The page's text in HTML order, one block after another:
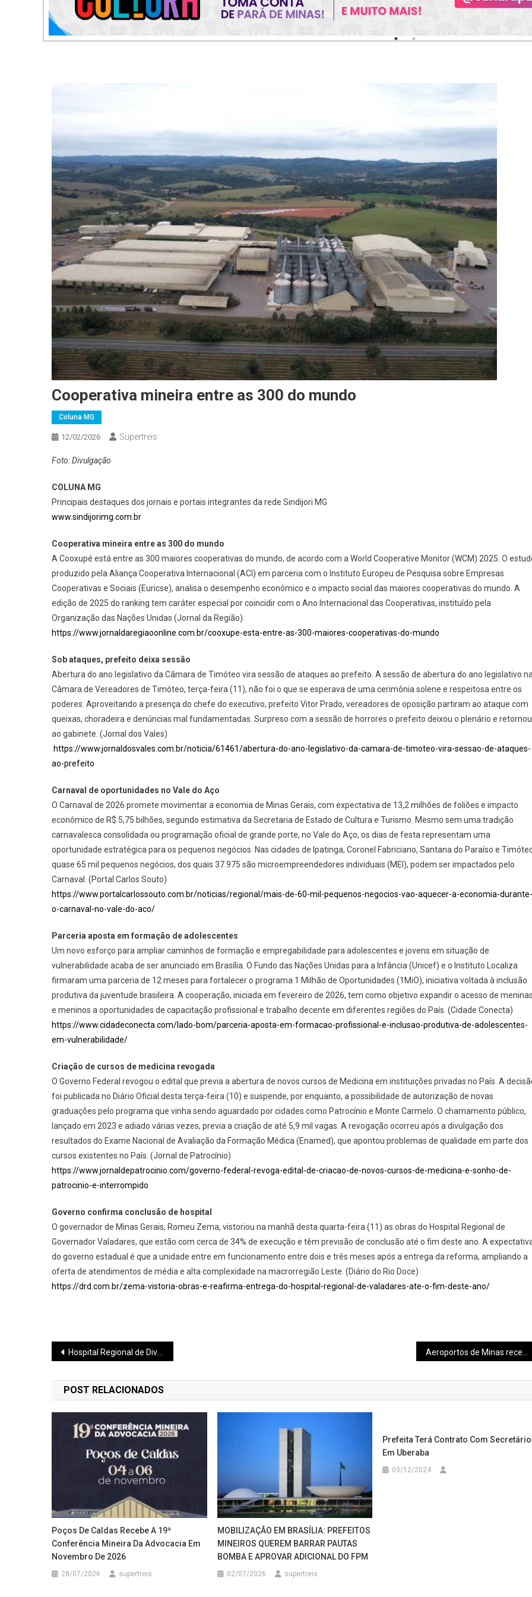
Cooperativa mineira entre as 300 do mundo
Coluna MG
12/02/2026 Supertreis
Foto: Divulgação
COLUNA MG
Principais destaques dos jornais e portais integrantes da rede Sindijori MG
www.sindijorimg.com.br
Cooperativa mineira entre as 300 do mundo
A Cooxupé está entre as 300 maiores cooperativas do mundo, de acordo com a World Cooperative Monitor (WCM) 2025. O
produzido pela Aliança Cooperativa Internacional (ACI) em parceria com o Instituto Europeu de Pesquisa sobre Empresas
Cooperativas e Sociais (Euricse), analisa o desempenho econômico e o impacto social das maiores cooperativas do mundo. A
edição de 2025 do ranking tem caráter especial por coincidir com o Ano Internacional das Cooperativas, instituído pela
Organização das Nações Unidas (Jornal da Região).
https://www.jornaldaregiaoonline.com.br/cooxupe-esta-entre-as-300-maiores-cooperativas-do-mundo
Sob ataques, prefeito deixa sessão
Abertura do ano legislativo da Câmara de Timóteo vira sessão de ataques ao prefeito. A sessão de abertura do ano legislativo
Câmara de Vereadores de Timóteo, terça-feira (11), não foi o que se esperava de uma cerimônia solene e respeitosa entre os
poderes. Aproveitando a presença do chefe do executivo, prefeito Vitor Prado, vereadores de oposição partiram ao ataque com
queixas, choradeira e denúncias mal fundamentadas. Surpreso com a sessão de horrores o prefeito deixou o plenário e retornou
ao gabinete. (Jornal dos Vales)
https://www.jornaldosvales.com.br/noticia/61461/abertura-do-ano-legislativo-da-camara-de-timoteo-vira-sessao-de-ataques-
ao-prefeito
Carnaval de oportunidades no Vale do Aço
O Carnaval de 2026 promete movimentar a economia de Minas Gerais, com expectativa de 13,2 milhões de foliões e impacto
econômico de R$ 5,75 bilhões, segundo estimativa da Secretaria de Estado de Cultura e Turismo. Mesmo sem uma tradição
carnavalesca consolidada ou programação oficial de grande porte, no Vale do Aço, os dias de festa representam uma
oportunidade estratégica para os pequenos negócios. Nas cidades de Ipatinga, Coronel Fabriciano, Santana do Paraíso e
quase 65 mil pequenos negócios, dos quais 37.975 são microempreendedores individuais (MEI), podem ser impactados pelo
Carnaval. (Portal Carlos Souto)
https://www.portalcarlossouto.com.br/noticias/regional/mais-de-60-mil-pequenos-negocios-vao-aquecer-a-economia-durante-
o-carnaval-no-vale-do-aco/
Parceria aposta em formação de adolescentes
Um novo esforço para ampliar caminhos de formação e empregabilidade para adolescentes e jovens em situação de
vulnerabilidade acaba de ser anunciado em Brasília. O Fundo das Nações Unidas para a Infância (Unicef) e o Instituto Localiza
firmaram uma parceria de 12 meses para fortalecer o programa 1 Milhão de Oportunidades (1MiO), iniciativa voltada à inclusão
produtiva da juventude brasileira. A cooperação, iniciada em fevereiro de 2026, tem como objetivo expandir o acesso de
e meninos a oportunidades de capacitação profissional e trabalho decente em diferentes regiões do País. (Cidade Conecta)
https://www.cidadeconecta.com/lado-bom/parceria-aposta-em-formacao-profissional-e-inclusao-produtiva-de-adolescentes-
em-vulnerabilidade/
Criação de cursos de medicina revogada
O Governo Federal revogou o edital que previa a abertura de novos cursos de Medicina em instituições privadas no País. A
foi publicada no Diário Oficial desta terça-feira (10) e suspende, por enquanto, a possibilidade de autorização de novas
graduações pelo programa que vinha sendo aguardado por cidades como Patrocínio e Monte Carmelo. O chamamento público,
lançado em 2023 e adiado várias vezes, previa a criação de até 5,9 mil vagas. A revogação ocorreu após a divulgação dos
resultados do Exame Nacional de Avaliação da Formação Médica (Enamed), que apontou problemas de qualidade em parte dos
cursos existentes no País. (Jornal de Patrocínio)
https://www.jornaldepatrocinio.com/governo-federal-revoga-edital-de-criacao-de-novos-cursos-de-medicina-e-sonho-de-
patrocinio-e-interrompido
Governo confirma conclusão de hospital
O governador de Minas Gerais, Romeu Zema, vistoriou na manhã desta quarta-feira (11) as obras do Hospital Regional de
Governador Valadares, que estão com cerca de 34% de execução e têm previsão de conclusão até o fim deste ano. A
do governo estadual é que a unidade entre em funcionamento entre dois e três meses após a entrega da reforma, ampliando a
oferta de atendimentos de média e alta complexidade na macrorregião Leste. (Diário do Rio Doce)
https://drd.com.br/zema-vistoria-obras-e-reafirma-entrega-do-hospital-regional-de-valadares-ate-o-fim-deste-ano/
Navegação
de
Post
Hospital Regional de Divinópolis entregue Aeroportos de Minas recebem investimentos
POST RELACIONADOS
Poços De Caldas Recebe A 19ª
Conferência Mineira Da Advocacia Em
Novembro De 2026
28/07/2026 supertreis
MOBILIZAÇÃO EM BRASÍLIA: PREFEITOS
MINEIROS QUEREM BARRAR PAUTAS
BOMBA E APROVAR ADICIONAL DO FPM
02/07/2026 supertreis
Prefeita Terá Contrato Com
Em Uberaba
03/12/2024